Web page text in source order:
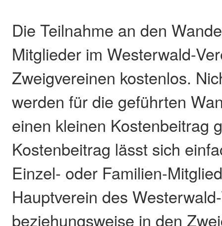
Die Teilnahme an den
Mitglieder im Westerwald-
Zweigvereinen kostenlos.
werden für die geführten
einen kleinen Kostenbeitrag
Kostenbeitrag lässt sich
Einzel- oder Familien-
Hauptverein des
beziehungsweise in den